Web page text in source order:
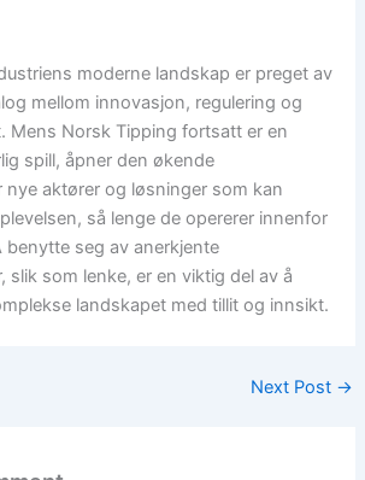
moderne landskap er preget av
mellom innovasjon, regulering og
Mens Norsk Tipping fortsatt er en
spill, åpner den økende
nye aktører og løsninger som kan
så lenge de opererer innenfor
benytte seg av anerkjente
slik som lenke, er en viktig del av å
landskapet med tillit og innsikt.
Next Post →